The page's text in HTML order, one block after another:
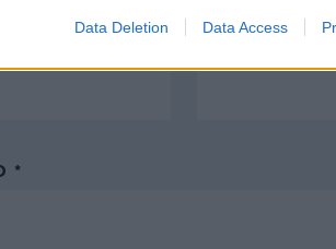
Data Deletion Data Access
*